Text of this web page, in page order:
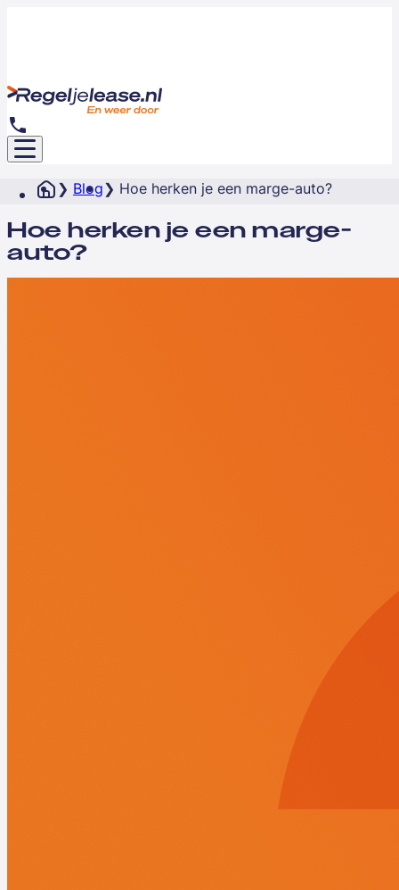
Blog Hoe herken je een marge-auto?
Hoe herken je een marge-
auto?